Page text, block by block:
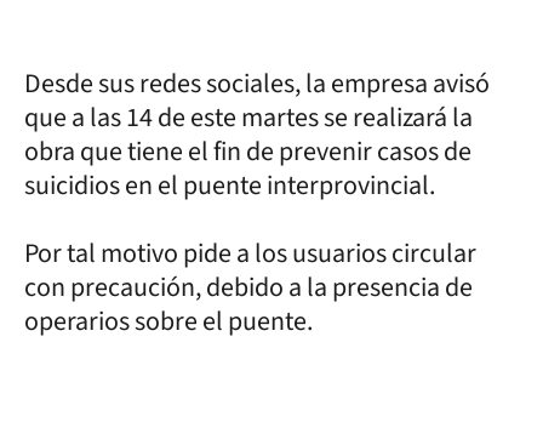
Desde sus redes sociales, la empresa avisó
que a las 14 de este martes se realizará la
obra que tiene el fin de prevenir casos de
suicidios en el puente interprovincial.
Por tal motivo pide a los usuarios circular
con precaución, debido a la presencia de
operarios sobre el puente.